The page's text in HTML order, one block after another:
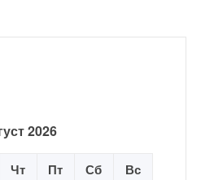
2026
Чт Пт Сб Вс